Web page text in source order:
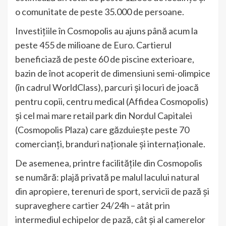
o comunitate de peste 35.000 de persoane.
Investițiile în Cosmopolis au ajuns până acum la
peste 455 de milioane de Euro. Cartierul
beneficiază de peste 60 de piscine exterioare,
bazin de înot acoperit de dimensiuni semi-olimpice
(în cadrul WorldClass), parcuri și locuri de joacă
pentru copii, centru medical (Affidea Cosmopolis)
și cel mai mare retail park din Nordul Capitalei
(Cosmopolis Plaza) care găzduiește peste 70
comercianți, branduri naționale și internaționale.
De asemenea, printre facilitățile din Cosmopolis
se numără: plajă privată pe malul lacului natural
din apropiere, terenuri de sport, servicii de pază și
supraveghere cartier 24/24h – atât prin
intermediul echipelor de pază, cât și al camerelor